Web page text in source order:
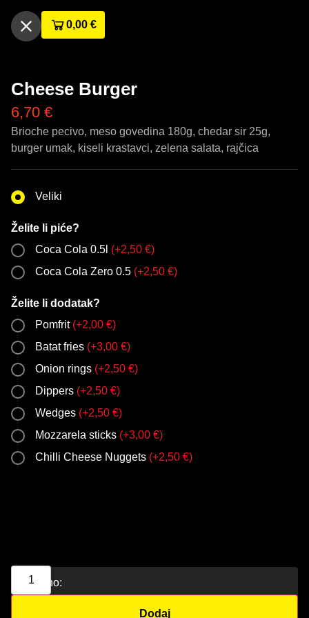
0,00 €
Cheese Burger
6,70 €
Brioche pecivo, meso govedina 180g, chedar sir 25g,
burger umak, kiseli krastavci, zelena salata, rajčica
Veliki
Želite li piće?
Coca Cola 0.5l (+2,50 €)
Coca Cola Zero 0.5 (+2,50 €)
Želite li dodatak?
Pomfrit (+2,00 €)
Batat fries (+3,00 €)
Onion rings (+2,50 €)
Dippers (+2,50 €)
Wedges (+2,50 €)
Mozzarela sticks (+3,00 €)
Chilli Cheese Nuggets (+2,50 €)
Ukupno:
Dodaj